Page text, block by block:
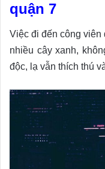
quận 7
Việc đi đến công
nhiều cây xanh,
độc, lạ vẫn thích thú